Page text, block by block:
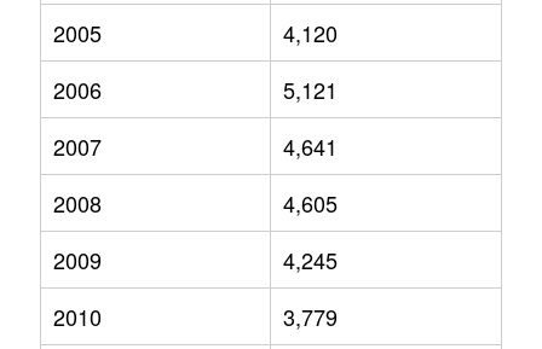
2005
4,120
2006
5,121
2007
4,641
2008
4,605
2009
4,245
2010
3,779